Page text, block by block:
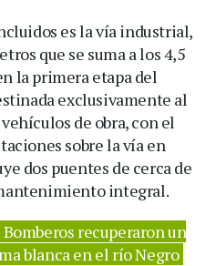
es la vía industrial,
que se suma a los 4,5
la primera etapa del
exclusivamente al
de obra, con el
sobre la vía en
dos puentes de cerca de
integral.
Bomberos recuperaron un
blanca en el río Negro